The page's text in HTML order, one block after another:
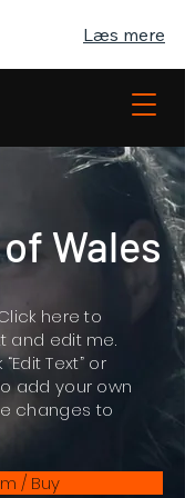
Læs mere